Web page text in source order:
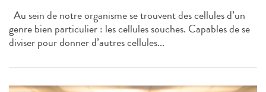
Au sein de notre organisme se trouvent des cellules d’un
genre bien particulier : les cellules souches. Capables de se
diviser pour donner d’autres cellules...